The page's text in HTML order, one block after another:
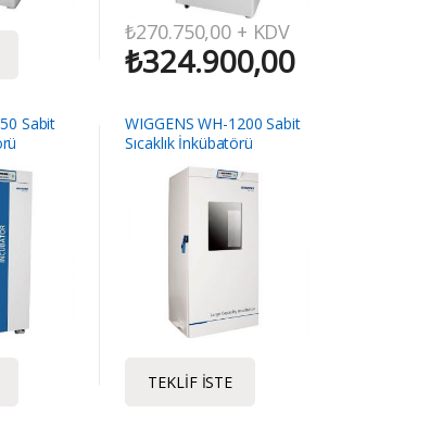
₺270.750,00+ KDV
₺324.900,00
Sabit
WIGGENS WH-1200 Sabit
Sıcaklık İnkübatörü
TEKLIF İSTE